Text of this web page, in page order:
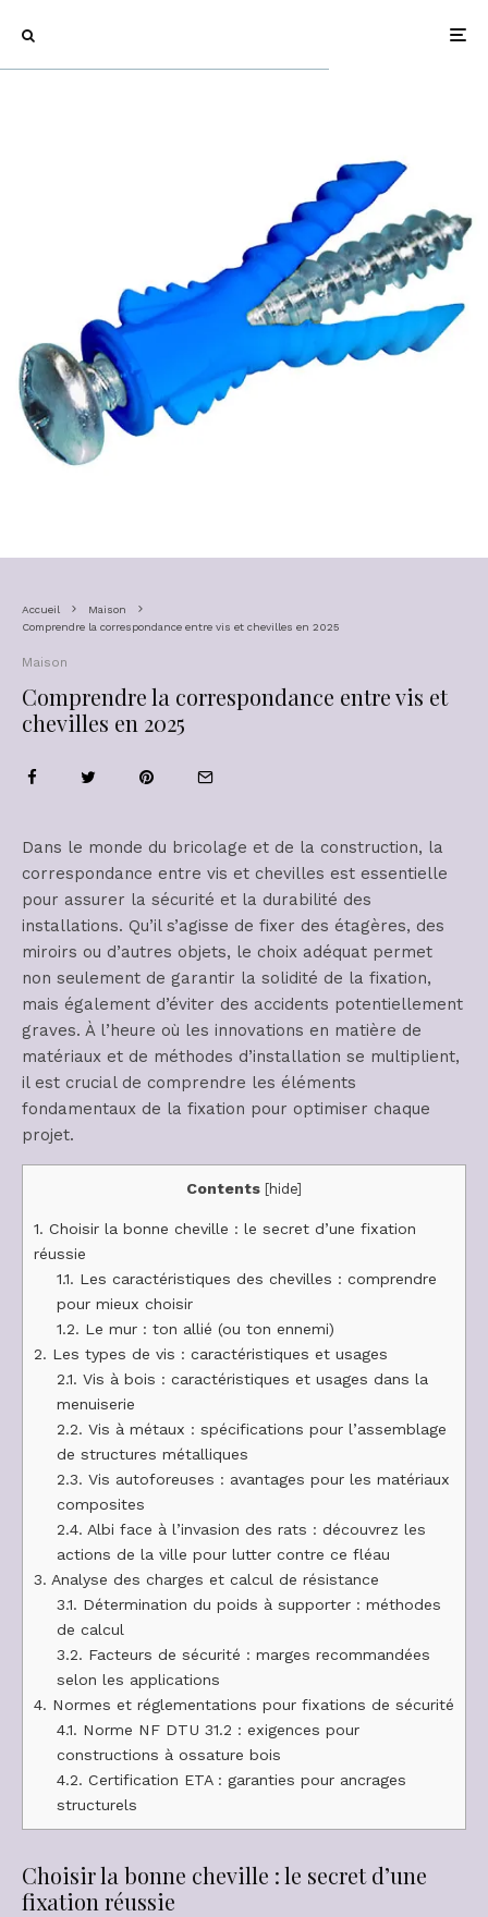
Accueil
Maison
Comprendre la correspondance entre vis et chevilles en 2025
Maison
Comprendre la correspondance entre vis et
chevilles en 2025
Dans le monde du bricolage et de la construction, la
correspondance entre vis et chevilles est essentielle
pour assurer la sécurité et la durabilité des
installations. Qu’il s’agisse de fixer des étagères, des
miroirs ou d’autres objets, le choix adéquat permet
non seulement de garantir la solidité de la fixation,
mais également d’éviter des accidents potentiellement
graves. À l’heure où les innovations en matière de
matériaux et de méthodes d’installation se multiplient,
il est crucial de comprendre les éléments
fondamentaux de la fixation pour optimiser chaque
projet.
Contents [hide]
1. Choisir la bonne cheville : le secret d’une fixation
réussie
1.1. Les caractéristiques des chevilles : comprendre
pour mieux choisir
1.2. Le mur : ton allié (ou ton ennemi)
2. Les types de vis : caractéristiques et usages
2.1. Vis à bois : caractéristiques et usages dans la
menuiserie
2.2. Vis à métaux : spécifications pour l’assemblage
de structures métalliques
2.3. Vis autoforeuses : avantages pour les matériaux
composites
2.4. Albi face à l’invasion des rats : découvrez les
actions de la ville pour lutter contre ce fléau
3. Analyse des charges et calcul de résistance
3.1. Détermination du poids à supporter : méthodes
de calcul
3.2. Facteurs de sécurité : marges recommandées
selon les applications
4. Normes et réglementations pour fixations de sécurité
4.1. Norme NF DTU 31.2 : exigences pour
constructions à ossature bois
4.2. Certification ETA : garanties pour ancrages
structurels
Choisir la bonne cheville : le secret d’une
fixation réussie